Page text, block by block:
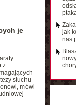
je
z
słuchu
mówi
jak
nas